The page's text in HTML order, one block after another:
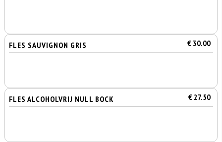
FLES SAUVIGNON GRIS € 30.00
FLES ALCOHOLVRIJ NULL BOCK € 27.50